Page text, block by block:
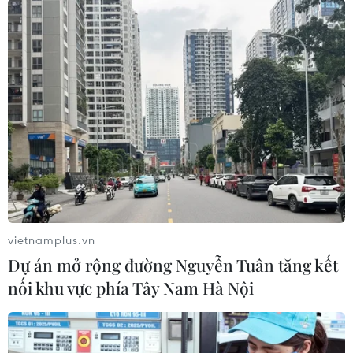
trên cho rằng cần theo dõi đầu tư chặt hơn và
tăng kiểm soát xuất khẩu, đồng thời đề xuất EU
cần “đa dạng nguồn cung trong các lĩnh vực chủ
chốt, đặc biệt là những lĩnh vực đóng vai trò
quan trọng trong quá trình chuyển đổi số và
chuyển đổi xanh” như thiết bị bán dẫn, các
mạng viễn thông 5G và 6G, vật liệu và các
khoáng sản quan trọng./.
(TTXVN/Vietnam+)
vietnamplus.vn
Dự án mở rộng đường Nguyễn Tuân tăng kết
nối khu vực phía Tây Nam Hà Nội